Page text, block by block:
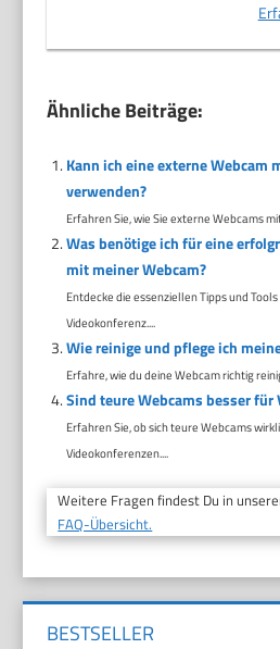
Ähnliche Beiträge:
Kann ich eine externe Webcam
verwenden?
Erfahren Sie, wie Sie externe Webcams
Was benötige ich für eine
mit meiner Webcam?
Entdecke die essenziellen Tipps und
Videokonferenz....
Wie reinige und pflege ich
Erfahre, wie du deine Webcam richtig
Sind teure Webcams besser für
Erfahren Sie, ob sich teure Webcams
Videokonferenzen....
Weitere Fragen findest Du in
FAQ-Übersicht.
BESTSELLER